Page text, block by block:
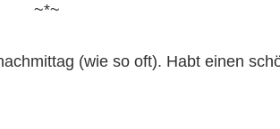
~*~
(wie so oft). Habt einen